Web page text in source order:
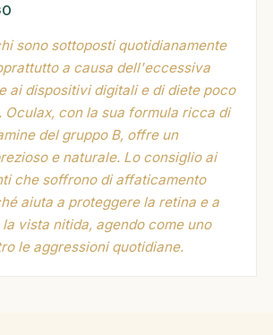
sono sottoposti quotidianamente
a causa dell'eccessiva
ai dispositivi digitali e di diete poco
Oculax, con la sua formula ricca di
del gruppo B, offre un
e naturale. Lo consiglio ai
che soffrono di affaticamento
aiuta a proteggere la retina e a
vista nitida, agendo come uno
le aggressioni quotidiane.